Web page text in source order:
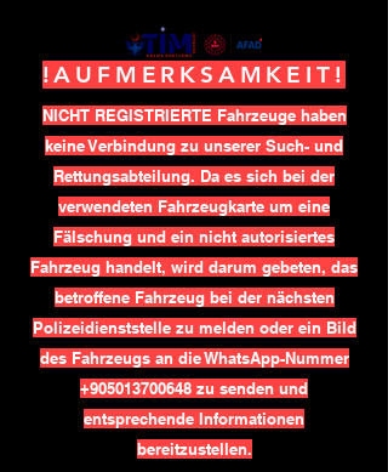
!AUFMERKSAMKEIT!
NICHT REGISTRIERTE Fahrzeuge haben
keine Verbindung zu unserer Such- und
Rettungsabteilung. Da es sich bei der
verwendeten Fahrzeugkarte um eine
Fälschung und ein nicht autorisiertes
Fahrzeug handelt, wird darum gebeten, das
betroffene Fahrzeug bei der nächsten
Polizeidienststelle zu melden oder ein Bild
des Fahrzeugs an die WhatsApp-Nummer
+905013700648 zu senden und
entsprechende Informationen
bereitzustellen.